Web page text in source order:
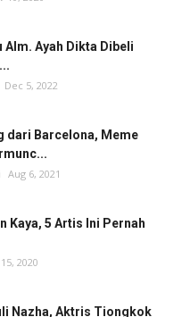
Alm. Ayah Dikta Dibeli
Dec 5, 2022
dari Barcelona, Meme
Aug 6, 2021
Kaya, 5 Artis Ini Pernah
2020
Nazha, Aktris Tiongkok